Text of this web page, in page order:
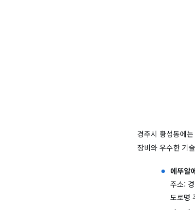
경주시 황성동에
장비와 우수한 기
에뚜알
주소:
도로명